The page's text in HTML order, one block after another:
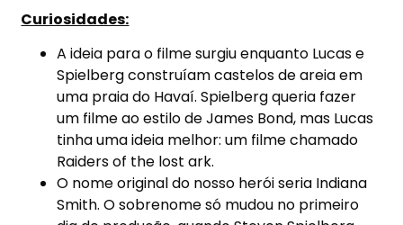
Curiosidades:
A ideia para o filme surgiu enquanto Lucas e
Spielberg construíam castelos de areia em
uma praia do Havaí. Spielberg queria fazer
um filme ao estilo de James Bond, mas Lucas
tinha uma ideia melhor: um filme chamado
Raiders of the lost ark.
O nome original do nosso herói seria Indiana
Smith. O sobrenome só mudou no primeiro